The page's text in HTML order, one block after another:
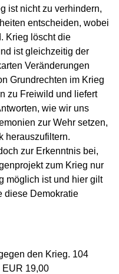
ist nicht zu verhindern,
entscheiden, wobei
Krieg löscht die
ist gleichzeitig der
Veränderungen
Grundrechten im Krieg
zu Freiwild und liefert
wie wir uns
zur Wehr setzen,
herauszufiltern.
zur Erkenntnis bei,
zum Krieg nur
möglich ist und hier gilt
diese Demokratie
den Krieg. 104
EUR 19,00